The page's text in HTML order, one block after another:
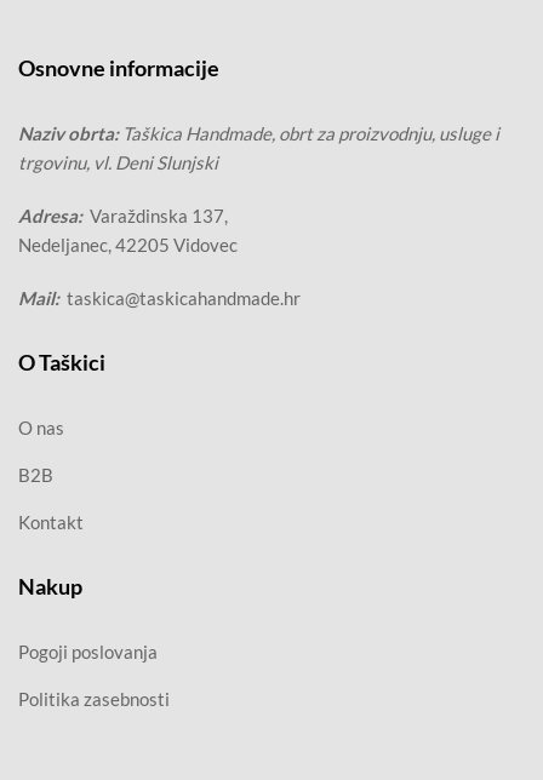
Osnovne informacije
Naziv obrta: Taškica Handmade, obrt za proizvodnju, usluge i
trgovinu, vl. Deni Slunjski
Adresa:Varaždinska 137,
Nedeljanec, 42205 Vidovec
Mail: taskica@taskicahandmade.hr
O Taškici
O nas
B2B
Kontakt
Nakup
Pogoji poslovanja
Politika zasebnosti